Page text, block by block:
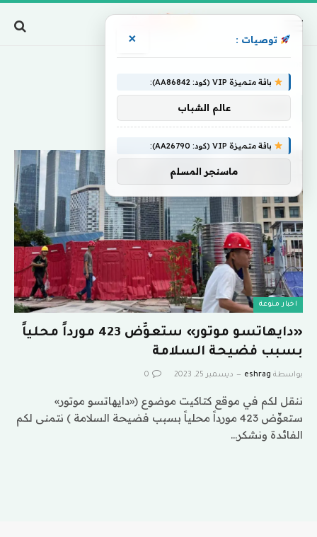
اخبار منوعة
«دايهاتسو موتور» ستعوِّض 423 مورداً محلياً
بسبب فضيحة السلامة
بواسطة eshrag ديسمبر 25, 2023 0
ننقل لكم في موقع كتاكيت موضوع («دايهاتسو موتور»
ستعوِّض 423 مورداً محلياً بسبب فضيحة السلامة ) نتمنى لكم
الفائدة ونشكر…
توصيات : ×
باقة متميزة VIP (كود: AA86842):
عالم الشباب
باقة متميزة VIP (كود: AA26790):
ماسنجر المسلم